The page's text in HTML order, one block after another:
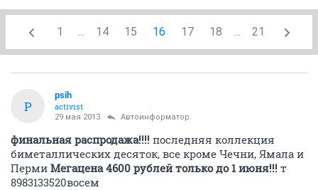
1 ... 14 15 16 17 18 ... 21
P
psih
activist
29 мая 2013 Автоинформатор
финальная распродажа!!!! последняя коллекция
биметаллических десяток, все кроме Чечни, Ямала и
Перми Мегацена 4600 рублей только до 1 июня!!! т
8983133520восем